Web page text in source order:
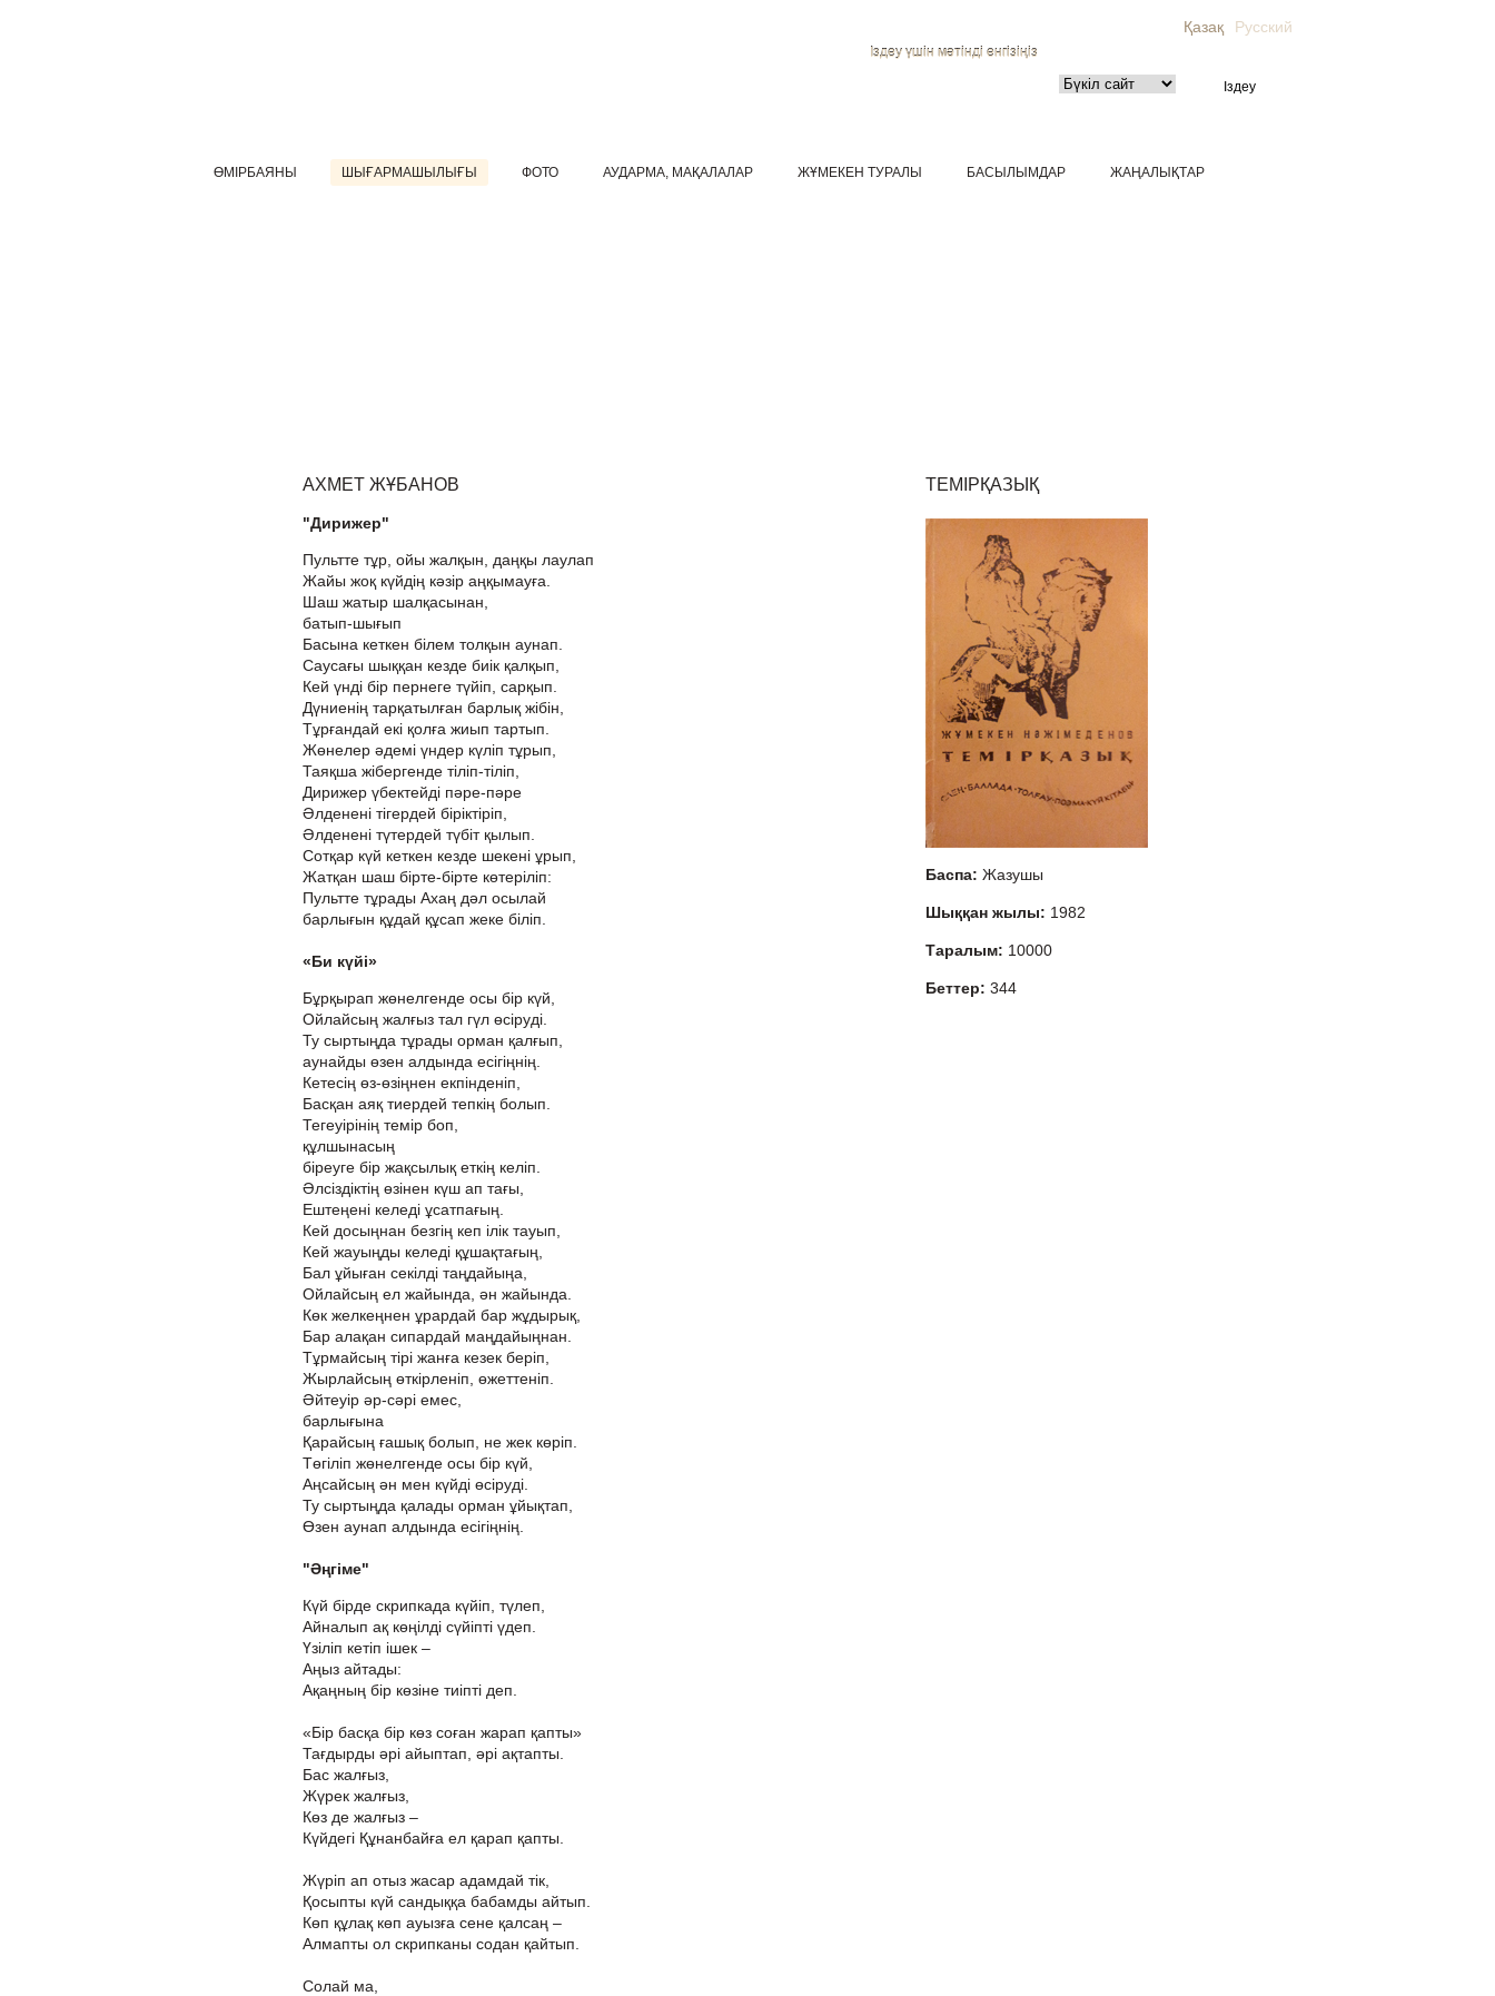
Қазақ Русский
Іздеу үшін мәтінді енгізіңіз
ӨМІРБАЯНЫ ШЫҒАРМАШЫЛЫҒЫ ФОТО АУДАРМА, МАҚАЛАЛАР ЖҰМЕКЕН ТУРАЛЫ БАСЫЛЫМДАР ЖАҢАЛЫҚТАР
АХМЕТ ЖҰБАНОВ
"Дирижер"
Пультте тұр, ойы жалқын, даңқы лаулап
Жайы жоқ күйдің кәзір аңқымауға.
Шаш жатыр шалқасынан,
батып-шығып
Басына кеткен білем толқын аунап.
Саусағы шыққан кезде биік қалқып,
Кей үнді бір пернеге түйіп, сарқып.
Дүниенің тарқатылған барлық жібін,
Тұрғандай екі қолға жиып тартып.
Жөнелер әдемі үндер күліп тұрып,
Таяқша жібергенде тіліп-тіліп,
Дирижер үбектейді пәре-пәре
Әлденені тігердей біріктіріп,
Әлденені түтердей түбіт қылып.
Сотқар күй кеткен кезде шекені ұрып,
Жатқан шаш бірте-бірте көтеріліп:
Пультте тұрады Ахаң дәл осылай
барлығын құдай құсап жеке біліп.
«Би күйі»
Бұрқырап жөнелгенде осы бір күй,
Ойлайсың жалғыз тал гүл өсіруді.
Ту сыртыңда тұрады орман қалғып,
аунайды өзен алдында есігіңнің.
Кетесің өз-өзіңнен екпінденіп,
Басқан аяқ тиердей тепкің болып.
Тегеуірінің темір боп,
құлшынасың
біреуге бір жақсылық еткің келіп.
Әлсіздіктің өзінен күш ап тағы,
Ештеңені келеді ұсатпағың.
Кей досыңнан безгің кеп ілік тауып,
Кей жауыңды келеді құшақтағың,
Бал ұйыған секілді таңдайыңа,
Ойлайсың ел жайында, ән жайында.
Көк желкеңнен ұрардай бар жұдырық,
Бар алақан сипардай маңдайыңнан.
Тұрмайсың тірі жанға кезек беріп,
Жырлайсың өткірленіп, өжеттеніп.
Әйтеуір әр-сәрі емес,
барлығына
Қарайсың ғашық болып, не жек көріп.
Төгіліп жөнелгенде осы бір күй,
Аңсайсың ән мен күйді өсіруді.
Ту сыртыңда қалады орман ұйықтап,
Өзен аунап алдында есігіңнің.
"Әңгіме"
Күй бірде скрипкада күйіп, түлеп,
Айналып ақ көңілді сүйіпті үдеп.
Үзіліп кетіп ішек –
Аңыз айтады:
Ақаңның бір көзіне тиіпті деп.
«Бір басқа бір көз соған жарап қапты»
Тағдырды әрі айыптап, әрі ақтапты.
Бас жалғыз,
Жүрек жалғыз,
Көз де жалғыз –
Күйдегі Құнанбайға ел қарап қапты.
Жүріп ап отыз жасар адамдай тік,
Қосыпты күй сандыққа бабамды айтып.
Көп құлақ көп ауызға сене қалсаң –
Алмапты ол скрипканы содан қайтып.
Солай ма,
ТЕМІРҚАЗЫҚ
Баспа: Жазушы
Шыққан жылы: 1982
Таралым: 10000
Беттер: 344